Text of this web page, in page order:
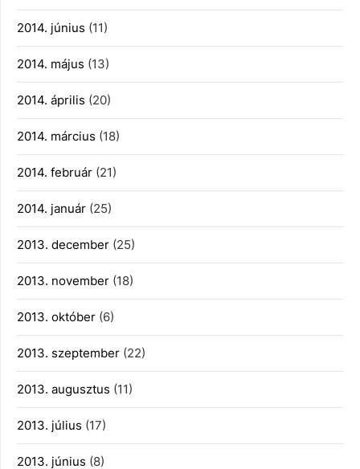
2014. június (11)
2014. május (13)
2014. április (20)
2014. március (18)
2014. február (21)
2014. január (25)
2013. december (25)
2013. november (18)
2013. október (6)
2013. szeptember (22)
2013. augusztus (11)
2013. július (17)
2013. június (8)